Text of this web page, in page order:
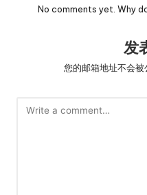
No comments yet. Why
发
您的邮箱地址不会被